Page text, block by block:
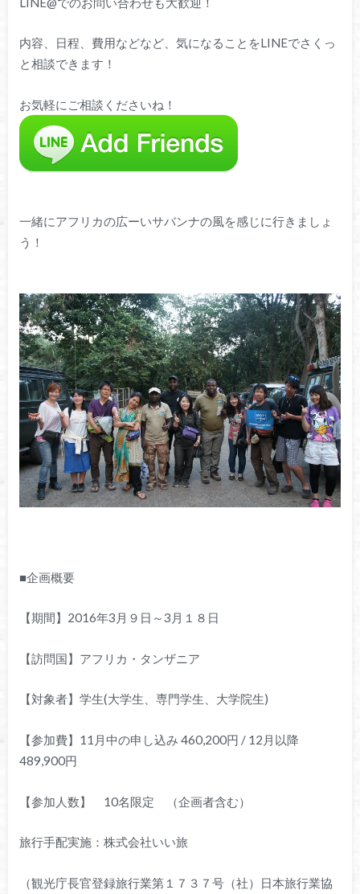
内容、日程、費用などなど、気になることをLINEでさくっ
と相談できます！
お気軽にご相談くださいね！
一緒にアフリカの広ーいサバンナの風を感じに行きましょ
う！
■企画概要
【期間】2016年3月９日～3月１８日
【訪問国】アフリカ・タンザニア
【対象者】学生(大学生、専門学生、大学院生)
【参加費】11月中の申し込み 460,200円 / 12月以降
489,900円
【参加人数】 10名限定 （企画者含む）
旅行手配実施：株式会社いい旅
（観光庁長官登録旅行業第１７３７号（社）日本旅行業協